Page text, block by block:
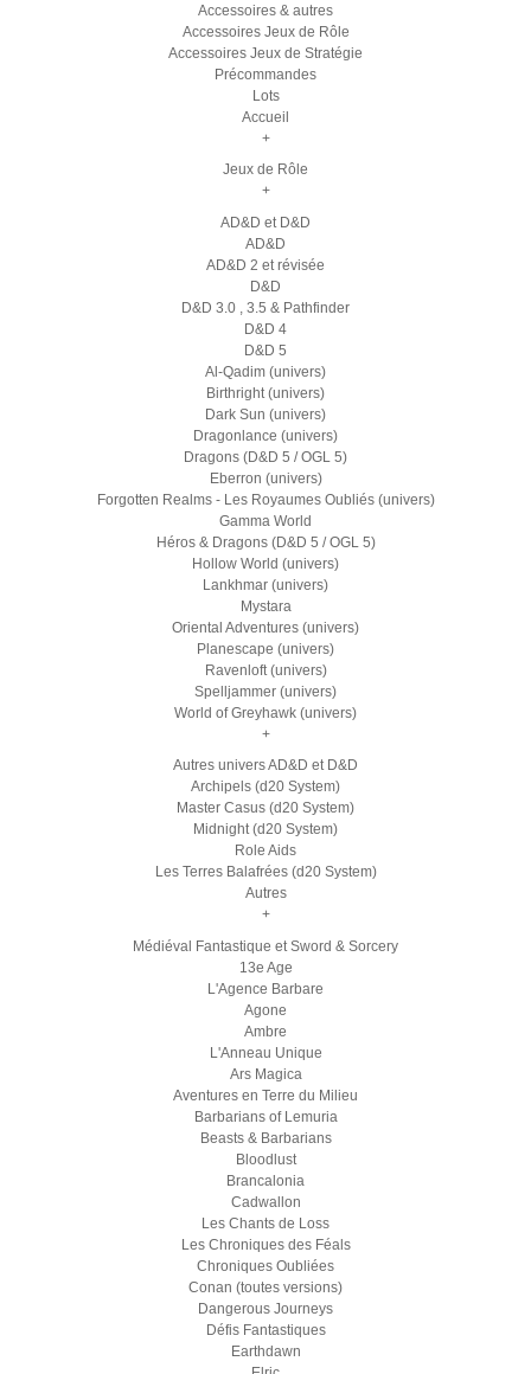
Accessoires & autres
Accessoires Jeux de Rôle
Accessoires Jeux de Stratégie
Précommandes
Lots
Accueil
+
Jeux de Rôle
+
AD&D et D&D
AD&D
AD&D 2 et révisée
D&D
D&D 3.0 , 3.5 & Pathfinder
D&D 4
D&D 5
Al-Qadim (univers)
Birthright (univers)
Dark Sun (univers)
Dragonlance (univers)
Dragons (D&D 5 / OGL 5)
Eberron (univers)
Forgotten Realms - Les Royaumes Oubliés (univers)
Gamma World
Héros & Dragons (D&D 5 / OGL 5)
Hollow World (univers)
Lankhmar (univers)
Mystara
Oriental Adventures (univers)
Planescape (univers)
Ravenloft (univers)
Spelljammer (univers)
World of Greyhawk (univers)
+
Autres univers AD&D et D&D
Archipels (d20 System)
Master Casus (d20 System)
Midnight (d20 System)
Role Aids
Les Terres Balafrées (d20 System)
Autres
+
Médiéval Fantastique et Sword & Sorcery
13e Age
L'Agence Barbare
Agone
Ambre
L'Anneau Unique
Ars Magica
Aventures en Terre du Milieu
Barbarians of Lemuria
Beasts & Barbarians
Bloodlust
Brancalonia
Cadwallon
Les Chants de Loss
Les Chroniques des Féals
Chroniques Oubliées
Conan (toutes versions)
Dangerous Journeys
Défis Fantastiques
Earthdawn